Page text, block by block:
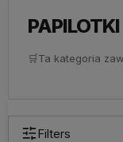
🛒Ta kategoria
Filters